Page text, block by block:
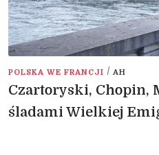
POLSKA WE FRANCJI / AH
Czartoryski, Chopin,
śladami Wielkiej